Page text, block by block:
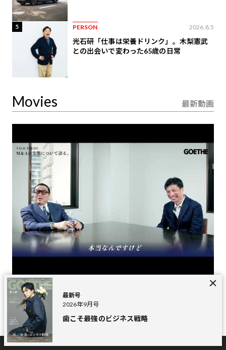
5 PERSON 2026.8.5
光石研「仕事は栄養ドリンク」。木梨憲武
との出会いで変わった65歳の日常
Movies 最新動画
【後編】見城 徹×藤田 晋「経営にも人生にも、近道なんてもの
はない」ファイナンス対談
【
最新号
2026年9月号
歯こそ最強のビジネス戦略